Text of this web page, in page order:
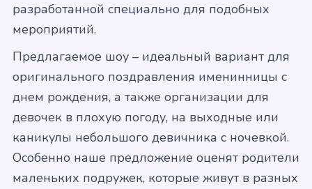
разработанной специально для подобных
мероприятий.
Предлагаемое шоу – идеальный вариант для
оригинального поздравления именинницы с
днем рождения, а также организации для
девочек в плохую погоду, на выходные или
каникулы небольшого девичника с ночевкой.
Особенно наше предложение оценят родители
маленьких подружек, которые живут в разных